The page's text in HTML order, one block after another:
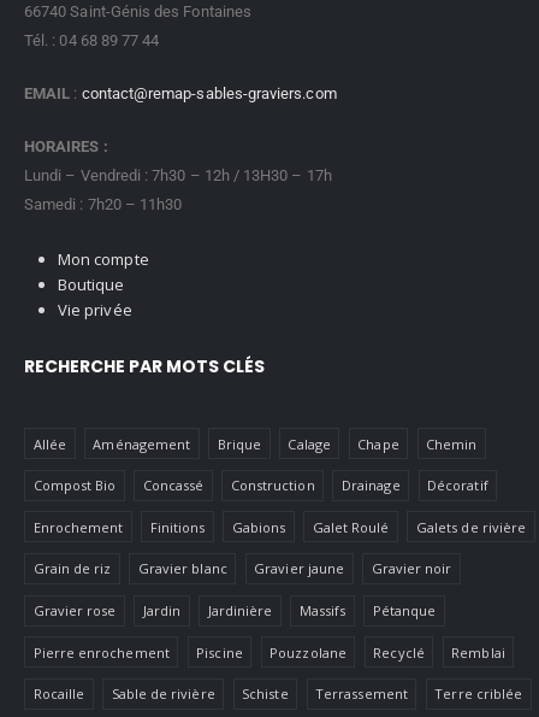
66740 Saint-Génis des Fontaines
Tél. : 04 68 89 77 44
EMAIL : contact@remap-sables-graviers.com
HORAIRES :
Lundi – Vendredi : 7h30 – 12h / 13H30 – 17h
Samedi : 7h20 – 11h30
Mon compte
Boutique
Vie privée
RECHERCHE PAR MOTS CLÉS
Allée Aménagement Brique Calage Chape Chemin
Compost Bio Concassé Construction Drainage Décoratif
Enrochement Finitions Gabions Galet Roulé Galets de rivière
Grain de riz Gravier blanc Gravier jaune Gravier noir
Gravier rose Jardin Jardinière Massifs Pétanque
Pierre enrochement Piscine Pouzzolane Recyclé Remblai
Rocaille Sable de rivière Schiste Terrassement Terre criblée